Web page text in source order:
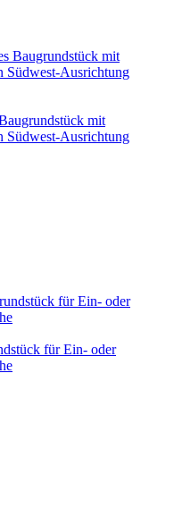
mit
Südwest-Ausrichtung
für Ein- oder